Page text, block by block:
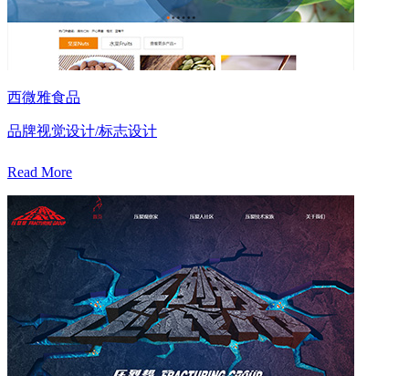
西微雅食品
品牌视觉设计/标志设计
Read More